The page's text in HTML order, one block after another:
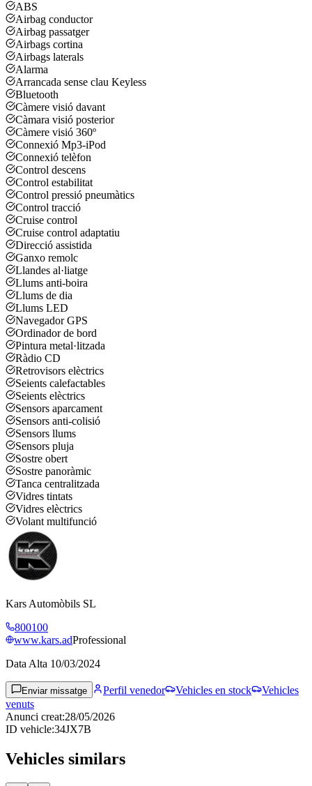
ABS
Airbag conductor
Airbag passatger
Airbags cortina
Airbags laterals
Alarma
Arrancada sense clau Keyless
Bluetooth
Càmere visió davant
Càmara visió posterior
Càmere visió 360º
Connexió Mp3-iPod
Connexió telèfon
Control descens
Control estabilitat
Control pressió pneumàtics
Control tracció
Cruise control
Cruise control adaptatiu
Direcció assistida
Ganxo remolc
Llandes al·liatge
Llums anti-boira
Llums de dia
Llums LED
Navegador GPS
Ordinador de bord
Pintura metal·litzada
Ràdio CD
Retrovisors elèctrics
Seients calefactables
Seients elèctrics
Sensors aparcament
Sensors anti-colisió
Sensors llums
Sensors pluja
Sostre obert
Sostre panoràmic
Tanca centralitzada
Vidres tintats
Vidres elèctrics
Volant multifunció
Kars Automòbils SL
800100
www.kars.adProfessional
Data Alta 10/03/2024
Enviar missatge Perfil venedor Vehicles en stock
Vehicles
venuts
Anunci creat:28/05/2026
ID vehicle:34JX7B
Vehicles similars